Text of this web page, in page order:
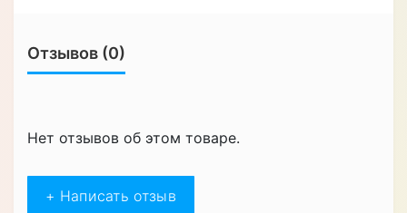
Отзывов (0)
Нет отзывов об этом товаре.
+ Написать отзыв